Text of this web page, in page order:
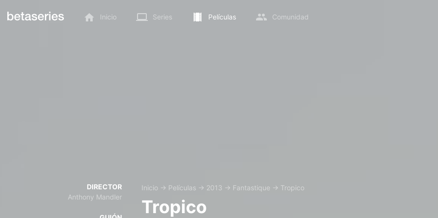
Inicio Series Películas Comunidad
DIRECTOR
Anthony Mandler
Inicio → Películas → 2013 → Fantastique → Tropico
Tropico